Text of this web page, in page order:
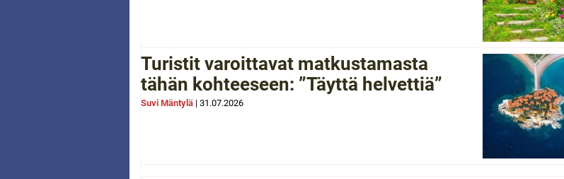
Turistit varoittavat matkustamasta
tähän kohteeseen: ”Täyttä helvettiä”
Suvi Mäntylä | 31.07.2026